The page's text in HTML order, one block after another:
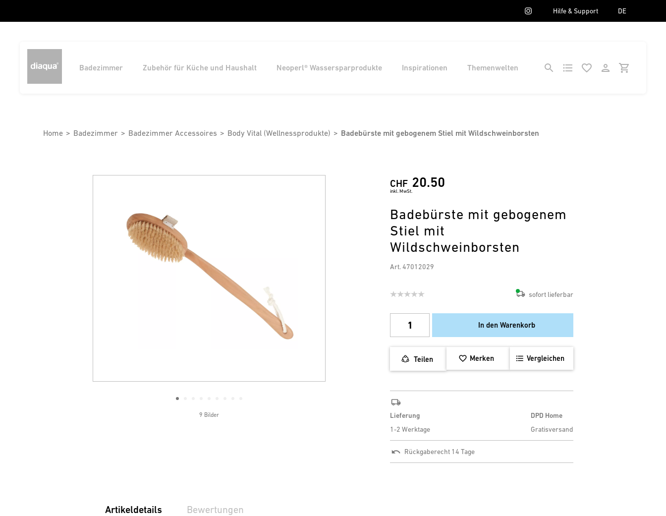
Hilfe & Support DE
Badezimmer Zubehör für Küche und Haushalt Neoperl® Wassersparprodukte Inspirationen Themenwelten
Home Badezimmer Badezimmer Accessoires Body Vital (Wellnessprodukte) Badebürste mit gebogenem Stiel mit Wildschweinborsten
9 Bilder
CHF 20.50
inkl. MwSt.
Badebürste mit gebogenem
Stiel mit
Wildschweinborsten
Art. 47012029
sofort lieferbar
In den Warenkorb
Teilen Merken Vergleichen
Lieferung
1-2 Werktage
DPD Home
Gratisversand
Rückgaberecht 14 Tage
Artikeldetails Bewertungen